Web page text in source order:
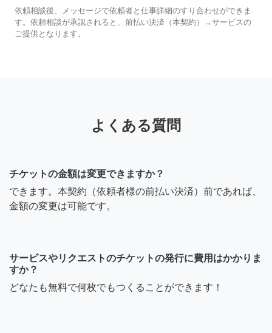
依頼相談後、メッセージで依頼者と仕事詳細のすり合わせができま
す。依頼相談が承認されると、前払い決済（本契約）→サービスの
ご提供となります。
よくある質問
チケットの金額は変更できますか？
できます。本契約（依頼者様の前払い決済）前であれば、
金額の変更は可能です。
サービスやリクエストのチケットの発行に費用はかかりま
すか？
どなたも無料で何枚でもつくることができます！